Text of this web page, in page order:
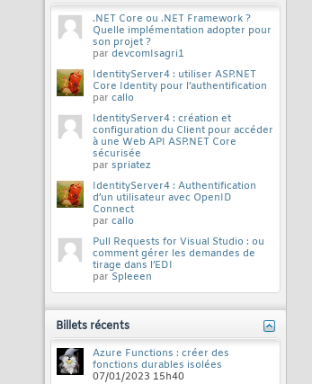
.NET Core ou .NET Framework ?
Quelle implémentation adopter pour
son projet ?
par devcomIsagri1
IdentityServer4 : utiliser ASP.NET
Core Identity pour l’authentification
par callo
IdentityServer4 : création et
configuration du Client pour accéder
à une Web API ASP.NET Core
sécurisée
par spriatez
IdentityServer4 : Authentification
d’un utilisateur avec OpenID
Connect
par callo
Pull Requests for Visual Studio : ou
comment gérer les demandes de
tirage dans l’EDI
par Spleeen
Billets récents
Azure Functions : créer des
fonctions durables isolées
07/01/2023 15h40